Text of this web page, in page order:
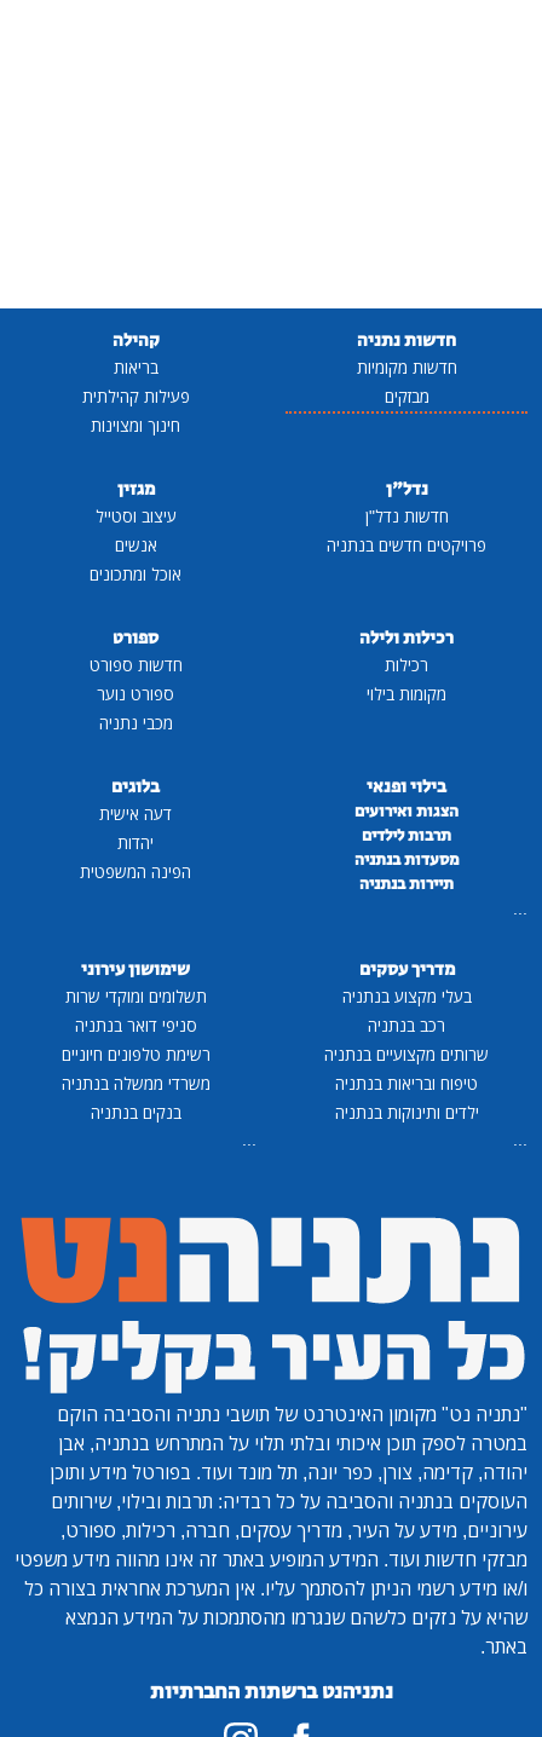
חדשות נתניה
חדשות מקומיות
מבזקים
קהילה
בריאות
פעילות קהילתית
חינוך ומצוינות
נדל"ן
חדשות נדל"ן
פרויקטים חדשים בנתניה
מגזין
עיצוב וסטייל
אנשים
אוכל ומתכונים
רכילות ולילה
רכילות
מקומות בילוי
ספורט
חדשות ספורט
ספורט נוער
מכבי נתניה
בילוי ופנאי
הצגות ואירועים
תרבות לילדים
מסעדות בנתניה
תיירות בנתניה
...
בלוגים
דעה אישית
יהדות
הפינה המשפטית
מדריך עסקים
בעלי מקצוע בנתניה
רכב בנתניה
שרותים מקצועיים בנתניה
טיפוח ובריאות בנתניה
ילדים ותינוקות בנתניה
...
שימושון עירוני
תשלומים ומוקדי שרות
סניפי דואר בנתניה
רשימת טלפונים חיוניים
משרדי ממשלה בנתניה
בנקים בנתניה
...
"נתניה נט" מקומון האינטרנט של תושבי נתניה והסביבה הוקם
במטרה לספק תוכן איכותי ובלתי תלוי על המתרחש בנתניה, אבן
יהודה, קדימה, צורן, כפר יונה, תל מונד ועוד. בפורטל מידע ותוכן
העוסקים בנתניה והסביבה על כל רבדיה: תרבות ובילוי, שירותים
עירוניים, מידע על העיר, מדריך עסקים, חברה, רכילות, ספורט,
מבזקי חדשות ועוד. המידע המופיע באתר זה אינו מהווה מידע משפטי
ו/או מידע רשמי הניתן להסתמך עליו. אין המערכת אחראית בצורה כל
שהיא על נזקים כלשהם שנגרמו מהסתמכות על המידע הנמצא
באתר.
נתניהנט ברשתות החברתיות